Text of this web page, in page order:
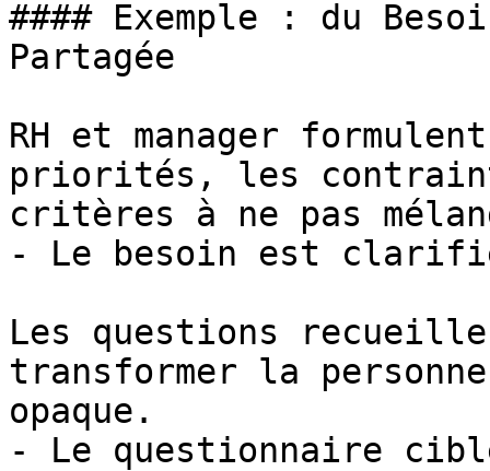
#### Exemple : du
Partagée
RH et manager
priorités, les
critères à ne pas
- Le besoin est
Les questions
transformer la
opaque.
- Le questionnaire